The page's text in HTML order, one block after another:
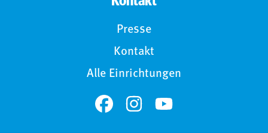
Presse
Kontakt
Alle Einrichtungen